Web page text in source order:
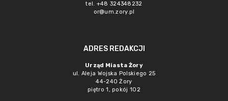
tel. +48 324348232
or@um.zory.pl
ADRES REDAKCJI
Urząd Miasta Żory
ul. Aleja Wojska Polskiego 25
44-240 Żory
piętro 1, pokój 102